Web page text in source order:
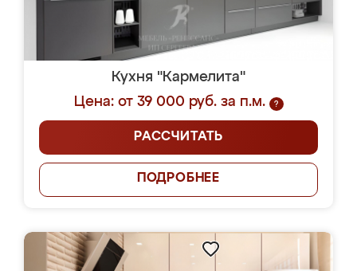
Кухня "Кармелита"
Цена: от 39 000 руб. за п.м.
?
РАССЧИТАТЬ
ПОДРОБНЕЕ